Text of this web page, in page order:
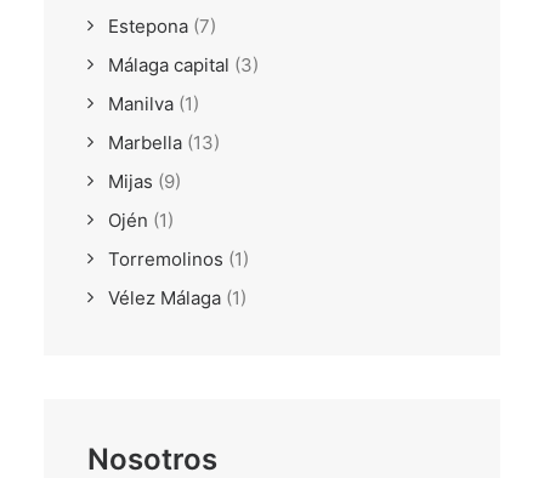
Estepona (7)
Málaga capital (3)
Manilva (1)
Marbella (13)
Mijas (9)
Ojén (1)
Torremolinos (1)
Vélez Málaga (1)
Nosotros